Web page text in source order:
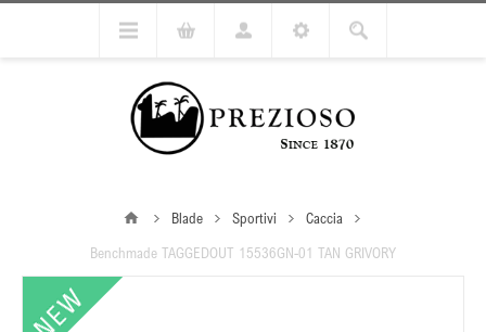
Blade Sportivi
Caccia
Benchmade TAGGEDOUT 15536GN-01 TAN GRIVORY